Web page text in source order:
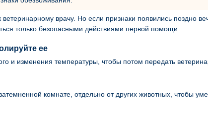
врачу. Но если признаки появились поздно
только безопасными действиями первой помощи.
ее
и изменения температуры, чтобы потом передать
комнате, отдельно от других животных, чтобы